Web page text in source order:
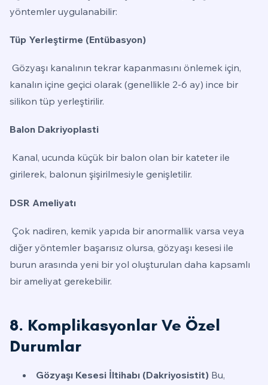
yöntemler uygulanabilir:
Tüp Yerleştirme (Entübasyon)
Gözyaşı kanalının tekrar kapanmasını önlemek için,
kanalın içine geçici olarak (genellikle 2-6 ay) ince bir
silikon tüp yerleştirilir.
Balon Dakriyoplasti
Kanal, ucunda küçük bir balon olan bir kateter ile
girilerek, balonun şişirilmesiyle genişletilir.
DSR Ameliyatı
Çok nadiren, kemik yapıda bir anormallik varsa veya
diğer yöntemler başarısız olursa, gözyaşı kesesi ile
burun arasında yeni bir yol oluşturulan daha kapsamlı
bir ameliyat gerekebilir.
8. Komplikasyonlar Ve Özel
Durumlar
Gözyaşı Kesesi İltihabı (Dakriyosistit) Bu,